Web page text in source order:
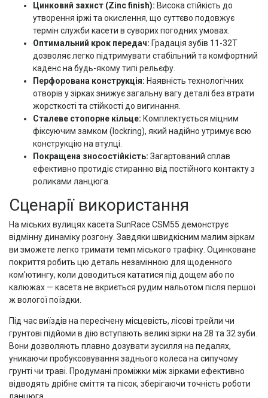
Цинковий захист (Zinc finish): Висока стійкість до
утворення іржі та окислення, що суттєво подовжує
термін служби касети в суворих погодних умовах.
Оптимальний крок передач: Градація зубів 11-32T
дозволяє легко підтримувати стабільний та комфортний
каденс на будь-якому типі рельєфу.
Перфорована конструкція: Наявність технологічних
отворів у зірках знижує загальну вагу деталі без втрати
жорсткості та стійкості до вигинання.
Сталеве стопорне кільце: Комплектується міцним
фіксуючим замком (lockring), який надійно утримує всю
конструкцію на втулці.
Покращена зносостійкість: Загартований сплав
ефективно протидіє стиранню від постійного контакту з
роликами ланцюга.
Сценарії використання
На міських вулицях касета SunRace CSM55 демонструє
відмінну динаміку розгону. Завдяки швидкісним малим зіркам
ви зможете легко тримати темп міського трафіку. Оцинковане
покриття робить цю деталь незамінною для щоденного
ком'ютингу, коли доводиться кататися під дощем або по
калюжах — касета не вкриється рудим нальотом після першої
ж вологої поїздки.
Під час виїздів на пересічену місцевість, лісові трейли чи
грунтові підйоми в дію вступають великі зірки на 28 та 32 зуби.
Вони дозволяють плавно дозувати зусилля на педалях,
уникаючи пробуксовування заднього колеса на сипучому
грунті чи траві. Продумані проміжки між зірками ефективно
відводять дрібне сміття та пісок, зберігаючи точність роботи